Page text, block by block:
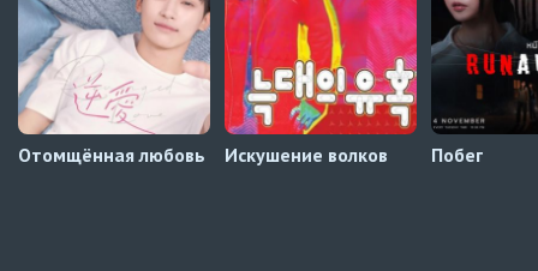
Отомщённая любовь Искушение волков Побег